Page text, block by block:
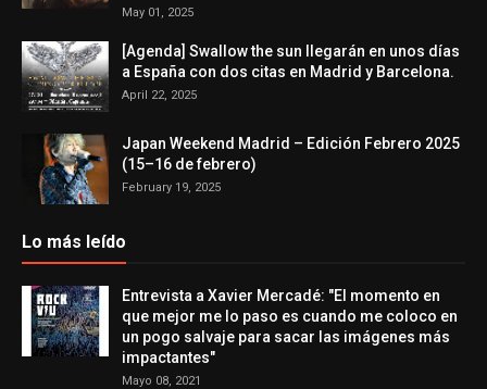
May 01, 2025
[Agenda] Swallow the sun llegarán en unos días
a España con dos citas en Madrid y Barcelona.
April 22, 2025
Japan Weekend Madrid – Edición Febrero 2025
(15–16 de febrero)
February 19, 2025
Lo más leído
Entrevista a Xavier Mercadé: "El momento en
que mejor me lo paso es cuando me coloco en
un pogo salvaje para sacar las imágenes más
impactantes"
Mayo 08, 2021